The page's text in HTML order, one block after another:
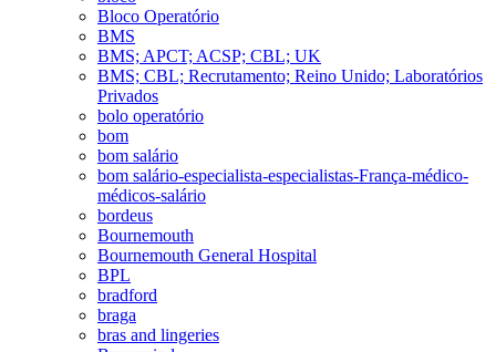
Bloco Operatório
BMS
BMS; APCT; ACSP; CBL; UK
BMS; CBL; Recrutamento; Reino Unido; Laboratórios
Privados
bolo operatório
bom
bom salário
bom salário-especialista-especialistas-França-médico-
médicos-salário
bordeus
Bournemouth
Bournemouth General Hospital
BPL
bradford
braga
bras and lingeries